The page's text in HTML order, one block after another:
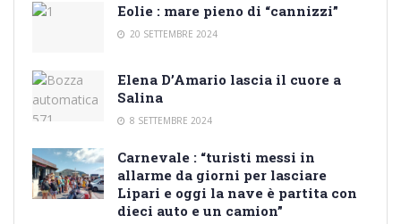
Eolie : mare pieno di “cannizzi”
20 SETTEMBRE 2024
Elena D’Amario lascia il cuore a
Salina
8 SETTEMBRE 2024
Carnevale : “turisti messi in
allarme da giorni per lasciare
Lipari e oggi la nave è partita con
dieci auto e un camion”